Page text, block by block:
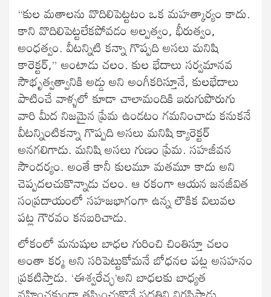
“కుల మతాలను వొదిలిపెట్టటం ఒక మహత్కార్యం కాదు.
కాని వొదిలిపెట్టలేకపోవడం అల్పత్వం, భీరుత్వం,
అంధత్వం. వీటన్నిటి కన్నా గొప్పది అసలు మనిషి
కారెక్టర్,” అంటాడు చలం. కుల భేదాలు సర్వమానవ
సౌభృత్వత్వానికి అడ్డు అని అంగీకరిస్తూనే, కులభేదాలు
పాటించే వాళ్ళలో కూడా చాలామందికి ఇరుగుపొరుగు
వారి మీద నిజమైన ప్రేమ ఉండటం గమనించాడు కనుకనే
వీటన్నింటికన్నా గొప్పది అసలు మనిషి క్యారెక్టర్
అనగలిగాడు. మనిషి అసలు గుణం ప్రేమ. సహజీవన
సౌందర్యం. అంతే కానీ కులమూ మతమూ కాదు అని
చెప్పదలచుకొన్నాడు చలం. ఆ రకంగా ఆయన జనజీవిత
సంప్రదాయంలో సహజభాగంగా ఉన్న లౌకిక విలువల
పట్ల గౌరవం కనబరిచాడు.
లోకంలో మనుషుల బాధల గురించి చింతిస్తూ చలం
అంతా కర్మ అని సరిపెట్టుకోమనే బోధనల పట్ల అసహనం
ప్రకటిస్తాడు. ‘ఈశ్వరేచ్ఛ’అని బాధలకు బాధ్యత